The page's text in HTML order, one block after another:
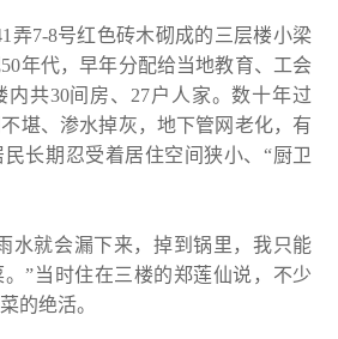
7-8号红色砖木砌成的三层楼小梁
年代，早年分配给当地教育、工会
共30间房、27户人家。数十年过
堪、渗水掉灰，地下管网老化，有
长期忍受着居住空间狭小、“厨卫
就会漏下来，掉到锅里，我只能
”当时住在三楼的郑莲仙说，不少
的绝活。